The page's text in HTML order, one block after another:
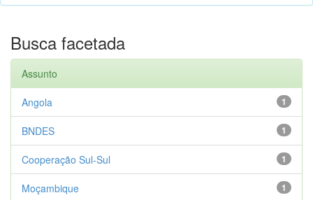
Busca facetada
Assunto
1
Angola
1
BNDES
1
Cooperação Sul-Sul
1
Moçambique